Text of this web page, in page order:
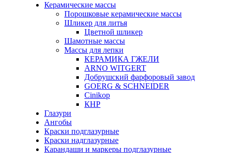
Керамические массы
Порошковые керамические массы
Шликер для литья
Цветной шликер
Шамотные массы
Массы для лепки
КЕРАМИКА ГЖЕЛИ
ARNO WITGERT
Добрушский фарфоровый завод
GOERG & SCHNEIDER
Cinikop
КНР
Глазури
Ангобы
Краски подглазурные
Краски надглазурные
Карандаши и маркеры подглазурные